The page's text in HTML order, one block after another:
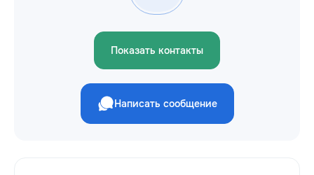
Показать контакты
Написать сообщение